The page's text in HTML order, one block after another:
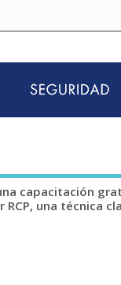
capacitación
RCP, una técnica